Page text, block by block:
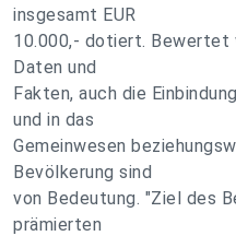
insgesamt EUR
10.000,- dotiert. Bewertet
Daten und
Fakten, auch die
und in das
Gemeinwesen
Bevölkerung sind
von Bedeutung. "Ziel des
prämierten